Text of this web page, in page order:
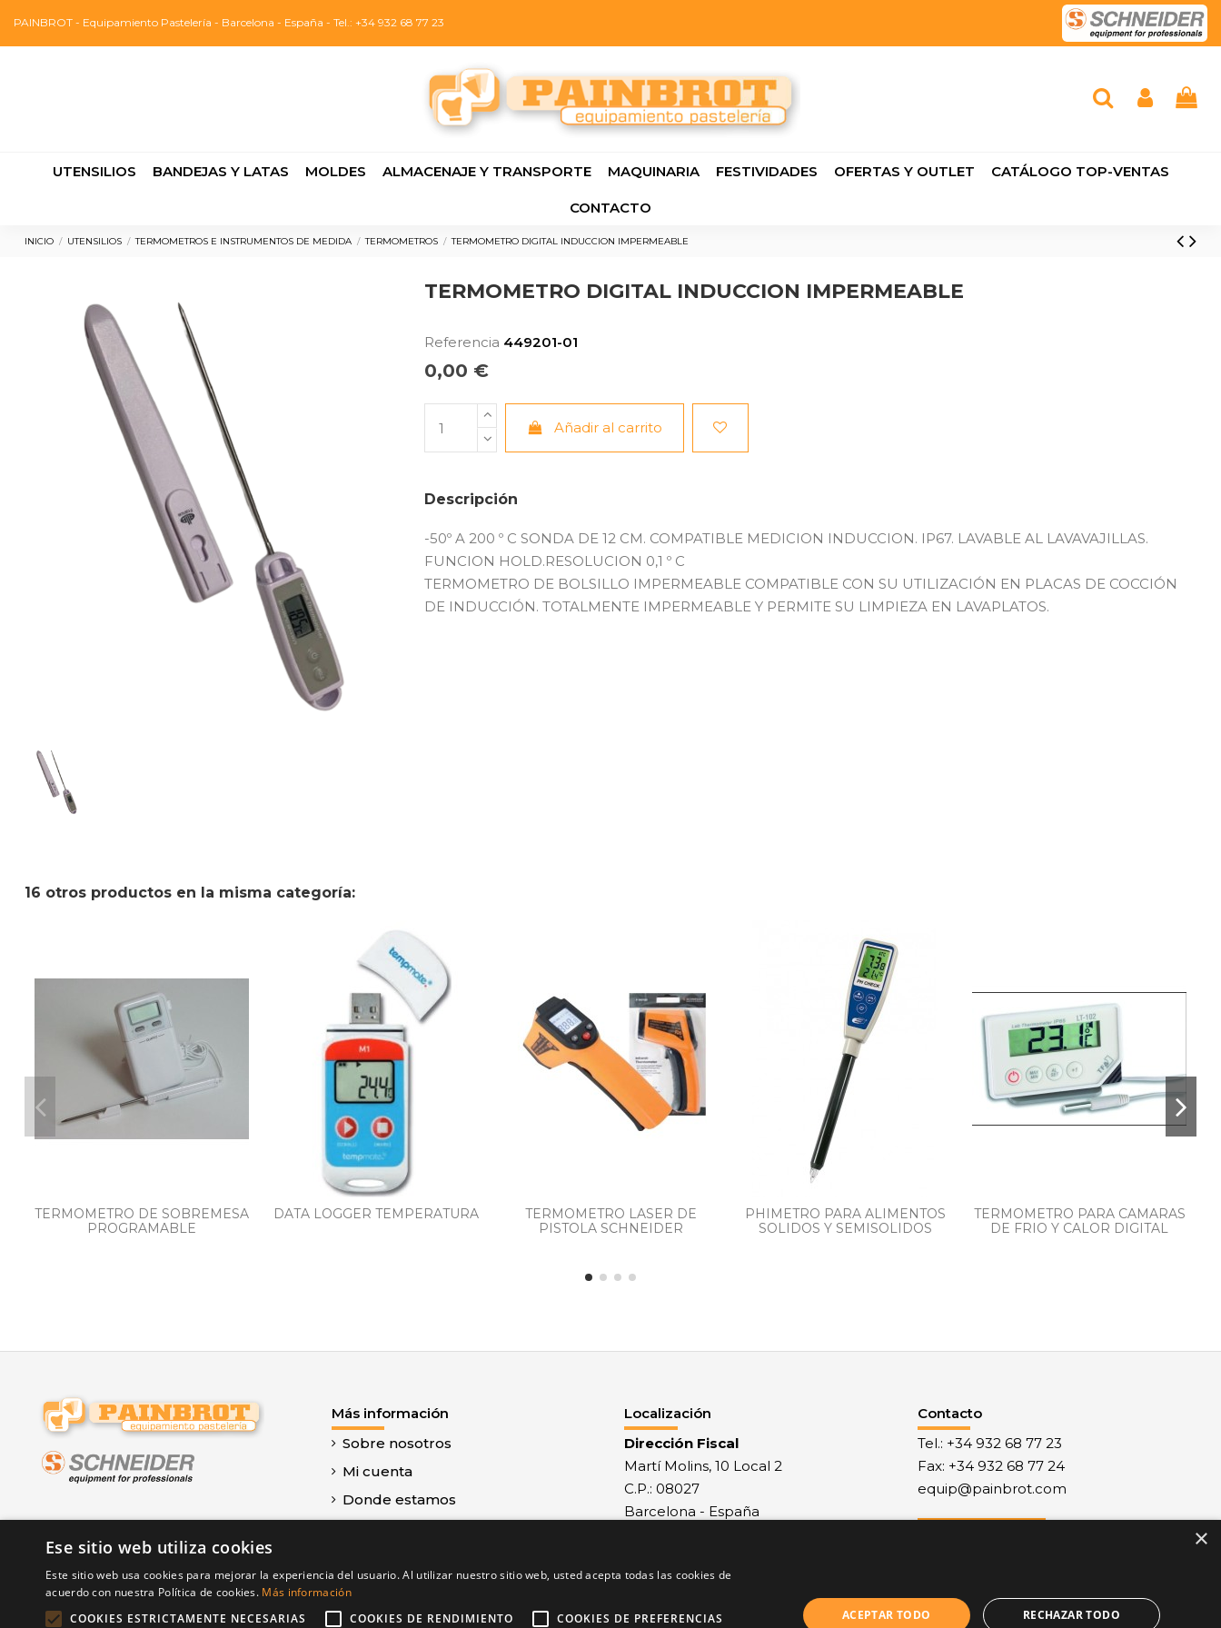
PAINBROT - Equipamiento Pastelería - Barcelona - España - Tel.: +34 932 68 77 23
UTENSILIOS BANDEJAS Y LATAS MOLDES ALMACENAJE Y TRANSPORTE MAQUINARIA FESTIVIDADES OFERTAS Y OUTLET CATÁLOGO TOP-VENTAS
CONTACTO
INICIO UTENSILIOS TERMOMETROS E INSTRUMENTOS DE MEDIDA TERMOMETROS TERMOMETRO DIGITAL INDUCCION IMPERMEABLE
TERMOMETRO DIGITAL INDUCCION IMPERMEABLE
Referencia 449201-01
0,00 €
Añadir al carrito
Descripción
-50º A 200 º C SONDA DE 12 CM. COMPATIBLE MEDICION INDUCCION. IP67. LAVABLE AL LAVAVAJILLAS.
FUNCION HOLD.RESOLUCION 0,1 º C
TERMOMETRO DE BOLSILLO IMPERMEABLE COMPATIBLE CON SU UTILIZACIÓN EN PLACAS DE COCCIÓN
DE INDUCCIÓN. TOTALMENTE IMPERMEABLE Y PERMITE SU LIMPIEZA EN LAVAPLATOS.
16 otros productos en la misma categoría:
TERMOMETRO DE SOBREMESA
PROGRAMABLE
DATA LOGGER TEMPERATURA
TERMOMETRO LASER DE
PISTOLA SCHNEIDER
PHIMETRO PARA ALIMENTOS
SOLIDOS Y SEMISOLIDOS
TERMOMETRO PARA CAMARAS
DE FRIO Y CALOR DIGITAL
Más información
Sobre nosotros
Mi cuenta
Donde estamos
Términos y condiciones
Política de privacidad
Localización
Dirección Fiscal
Martí Molins, 10 Local 2
C.P.: 08027
Barcelona - España
Monlau, 29 - C.P.: 08027
Contacto
Tel.: +34 932 68 77 23
Fax: +34 932 68 77 24
equip@painbrot.com
×
Ese sitio web utiliza cookies
Este sitio web usa cookies para mejorar la experiencia del usuario. Al utilizar nuestro sitio web, usted acepta todas las cookies de
acuerdo con nuestra Política de cookies. Más información
COOKIES ESTRICTAMENTE NECESARIAS
COOKIES DE RENDIMIENTO COOKIES DE PREFERENCIAS ACEPTAR TODO RECHAZAR TODO